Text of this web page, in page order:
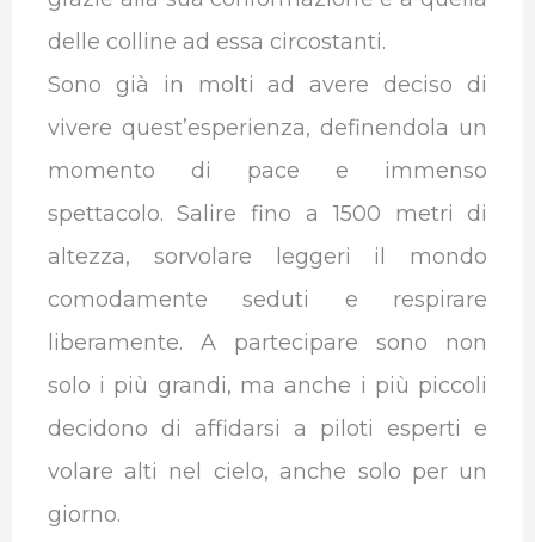
delle colline ad essa circostanti.
Sono già in molti ad avere deciso di
vivere quest’esperienza, definendola un
momento di pace e immenso
spettacolo. Salire fino a 1500 metri di
altezza, sorvolare leggeri il mondo
comodamente seduti e respirare
liberamente. A partecipare sono non
solo i più grandi, ma anche i più piccoli
decidono di affidarsi a piloti esperti e
volare alti nel cielo, anche solo per un
giorno.